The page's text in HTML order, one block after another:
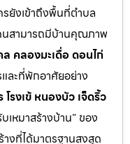
ยังเข้าถึงพื้นที่ตำบล
นสามารถมีบ้านคุณภาพ
คลองมะเดื่อ ดอนไก่
ละที่พักอาศัยอย่าง
รงเข้ หนองบัว เจ็ดริ้ว
เหมาสร้างบ้าน” ของ
งที่ได้มาตรฐานสูงสุด